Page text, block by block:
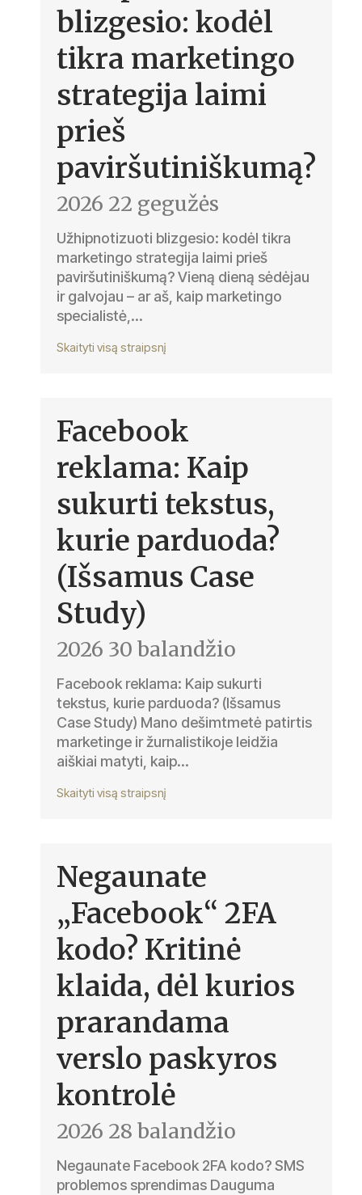
blizgesio: kodėl
tikra marketingo
strategija laimi
prieš
paviršutiniškumą?
2026 22 gegužės
Užhipnotizuoti blizgesio: kodėl tikra
marketingo strategija laimi prieš
paviršutiniškumą? Vieną dieną sėdėjau
ir galvojau – ar aš, kaip marketingo
specialistė,...
Skaityti visą straipsnį
Facebook
reklama: Kaip
sukurti tekstus,
kurie parduoda?
(Išsamus Case
Study)
2026 30 balandžio
Facebook reklama: Kaip sukurti
tekstus, kurie parduoda? (Išsamus
Case Study) Mano dešimtmetė patirtis
marketinge ir žurnalistikoje leidžia
aiškiai matyti, kaip...
Skaityti visą straipsnį
Negaunate
„Facebook“ 2FA
kodo? Kritinė
klaida, dėl kurios
prarandama
verslo paskyros
kontrolė
2026 28 balandžio
Negaunate Facebook 2FA kodo? SMS
problemos sprendimas Dauguma